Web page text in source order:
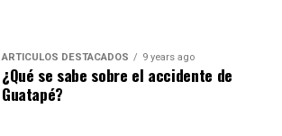
ARTICULOS DESTACADOS 9 years ago
¿Qué se sabe sobre el accidente de
Guatapé?